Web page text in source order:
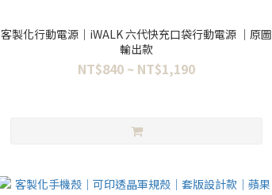
客製化行動電源｜iWALK 六代快充口袋行動電源 ｜原圖
輸出款
NT$840 ~ NT$1,190